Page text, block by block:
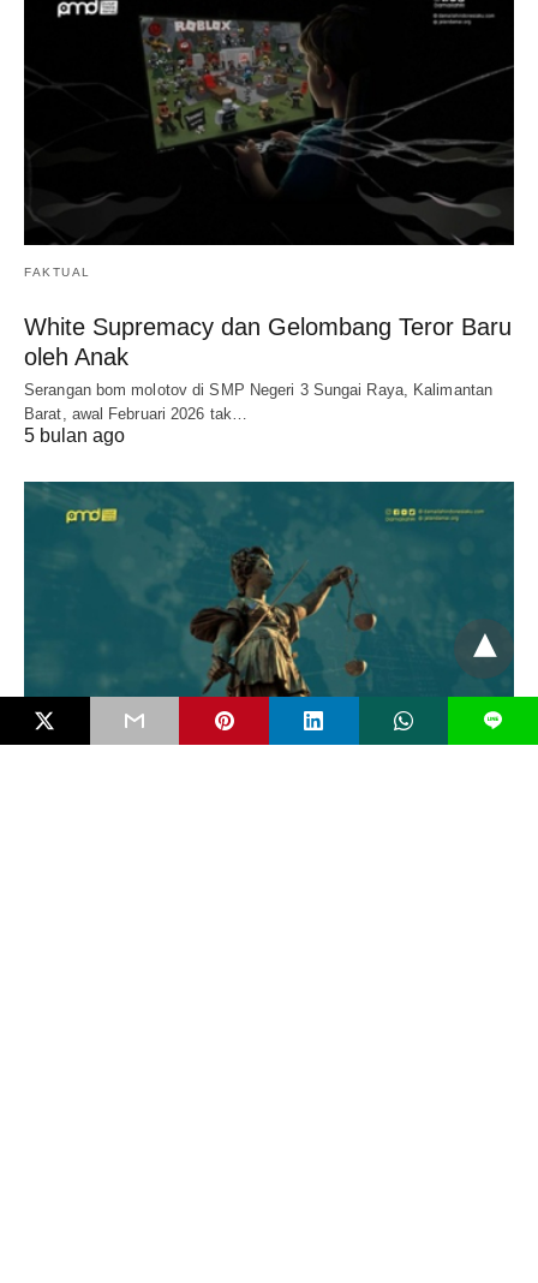
FAKTUAL
White Supremacy dan Gelombang Teror Baru
oleh Anak
Serangan bom molotov di SMP Negeri 3 Sungai Raya, Kalimantan
Barat, awal Februari 2026 tak…
5 bulan ago
L